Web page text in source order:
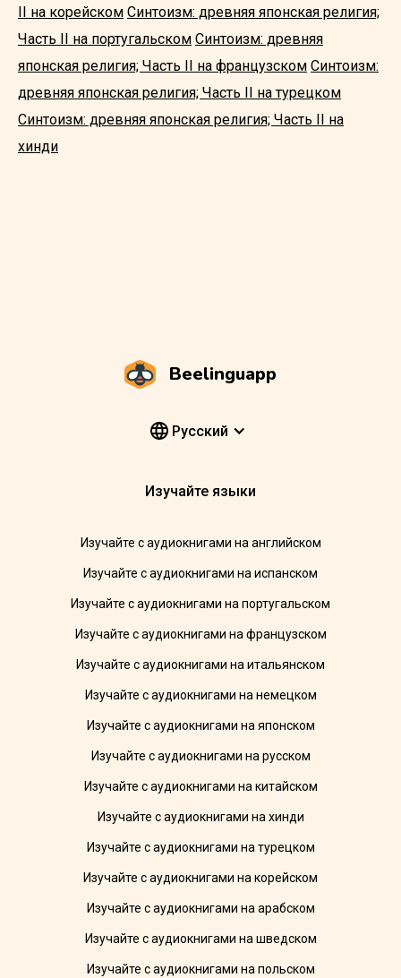
II на корейском Синтоизм: древняя японская религия;
Часть II на португальском Синтоизм: древняя
японская религия; Часть II на французском Синтоизм:
древняя японская религия; Часть II на турецком
Синтоизм: древняя японская религия; Часть II на
хинди
Beelinguapp
Pусский
Изучайте языки
Изучайте с аудиокнигами на английском
Изучайте с аудиокнигами на испанском
Изучайте с аудиокнигами на португальском
Изучайте с аудиокнигами на французском
Изучайте с аудиокнигами на итальянском
Изучайте с аудиокнигами на немецком
Изучайте с аудиокнигами на японском
Изучайте с аудиокнигами на русском
Изучайте с аудиокнигами на китайском
Изучайте с аудиокнигами на хинди
Изучайте с аудиокнигами на турецком
Изучайте с аудиокнигами на корейском
Изучайте с аудиокнигами на арабском
Изучайте с аудиокнигами на шведском
Изучайте с аудиокнигами на польском